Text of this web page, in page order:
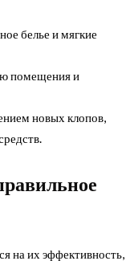
белье и мягкие
помещения и
новых клопов,
на их эффективность,